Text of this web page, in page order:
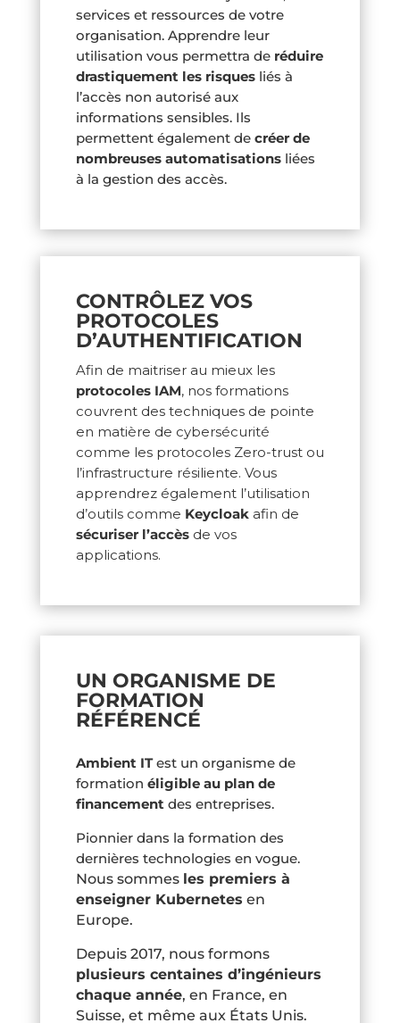
services et ressources de votre
organisation. Apprendre leur
utilisation vous permettra de réduire
drastiquement les risquesliés à
l’accès non autorisé aux
informations sensibles. Ils
permettent également de créer de
nombreuses automatisationsliées
à la gestion des accès.
CONTRÔLEZ VOS
PROTOCOLES
D’AUTHENTIFICATION
Afin de maitriser au mieux les
protocoles IAM, nos formations
couvrent des techniques de pointe
en matière de cybersécurité
comme les protocoles Zero-trust ou
l’infrastructure résiliente. Vous
apprendrez également l’utilisation
d’outils comme Keycloakafin de
sécuriser l’accèsde vos
applications.
UN ORGANISME DE
FORMATION
RÉFÉRENCÉ
Ambient ITest un organisme de
formation éligible au plan de
financementdes entreprises.
Pionnier dans la formation des
dernières technologies en vogue.
Nous sommes les premiers à
enseigner Kubernetes en
Europe.
Depuis 2017, nous formons
plusieurs centaines d’ingénieurs
chaque année, en France, en
Suisse, et même aux États Unis.